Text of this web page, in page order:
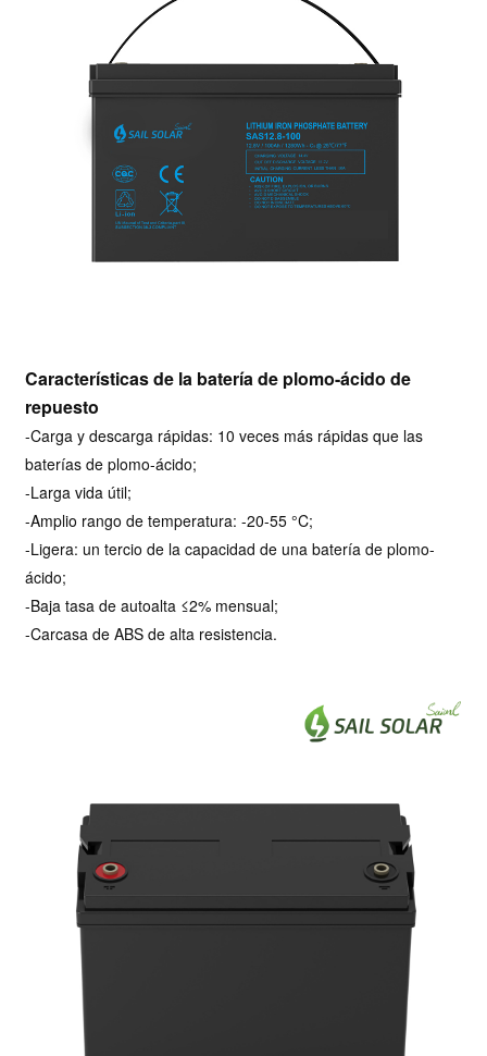
Características de la batería de plomo-ácido de
repuesto
-Carga y descarga rápidas: 10 veces más rápidas que las
baterías de plomo-ácido;
-Larga vida útil;
-Amplio rango de temperatura: -20-55 °C;
-Ligera: un tercio de la capacidad de una batería de plomo-
ácido;
-Baja tasa de autoalta ≤2% mensual;
-Carcasa de ABS de alta resistencia.